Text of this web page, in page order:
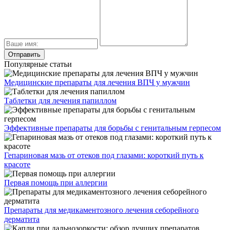
Популярные статьи
Медицинские препараты для лечения ВПЧ у мужчин
Таблетки для лечения папиллом
Эффективные препараты для борьбы с генитальным герпесом
Гепариновая мазь от отеков под глазами: короткий путь к
красоте
Первая помощь при аллергии
Препараты для медикаментозного лечения себорейного
дерматита